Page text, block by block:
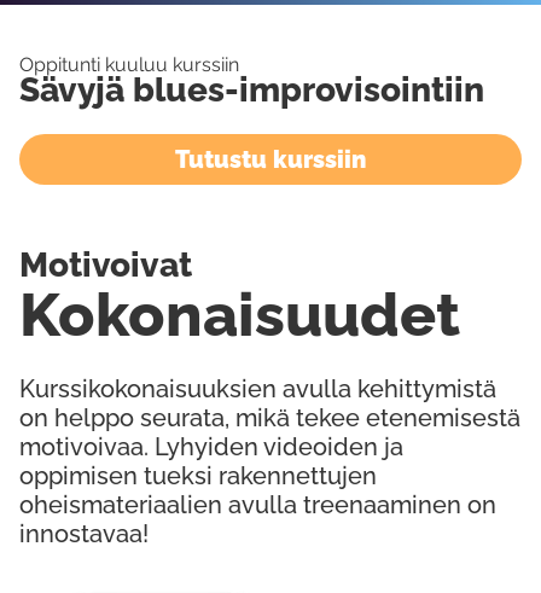
Oppitunti kuuluu kurssiin
Sävyjä blues-improvisointiin
Tutustu kurssiin
Kurssikokonaisuuksien avulla kehittymistä
on helppo seurata, mikä tekee etenemisestä
motivoivaa. Lyhyiden videoiden ja
oppimisen tueksi rakennettujen
oheismateriaalien avulla treenaaminen on
innostavaa!
Kokonaisuudet
Motivoivat